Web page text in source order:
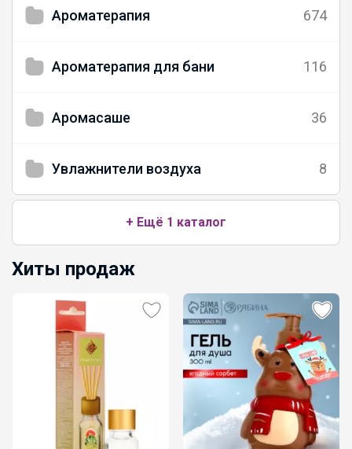
Ароматерапия 674
Ароматерапия для бани 116
Аромасаше 36
Увлажнители воздуха 8
+ Ещё 1 каталог
Хиты продаж